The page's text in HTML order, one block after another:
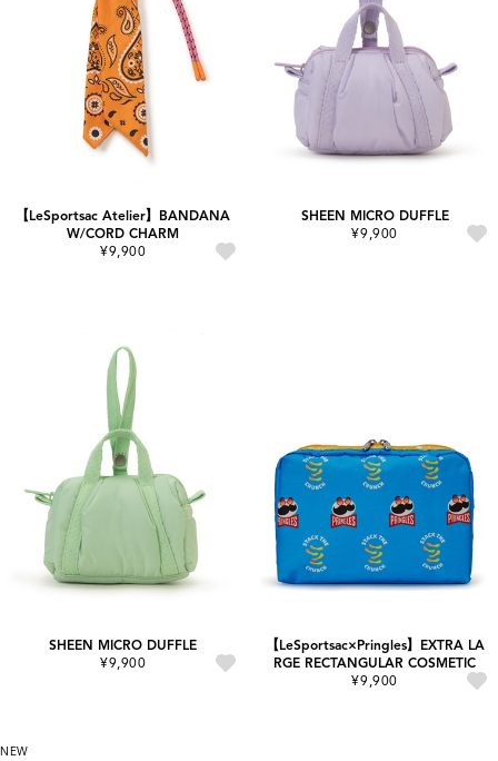
【LeSportsac Atelier】BANDANA
W/CORD CHARM
¥9,900
SHEEN MICRO DUFFLE
¥9,900
SHEEN MICRO DUFFLE
¥9,900
【LeSportsac×Pringles】EXTRA LA
RGE RECTANGULAR COSMETIC
¥9,900
NEW